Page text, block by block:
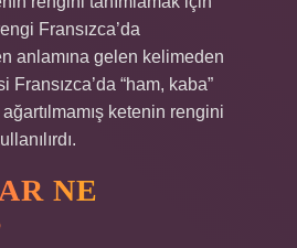
Fransızca’da
anlamına gelen kelimeden
Fransızca’da “ham, kaba”
ketenin rengini
NE